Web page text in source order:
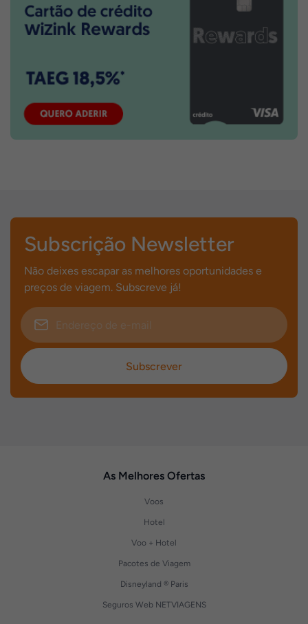
Subscrição Newsletter
Não deixes escapar as melhores oportunidades e
preços de viagem. Subscreve já!
Subscrever
As Melhores Ofertas
Voos
Hotel
Voo + Hotel
Pacotes de Viagem
Disneyland ® Paris
Seguros Web NETVIAGENS